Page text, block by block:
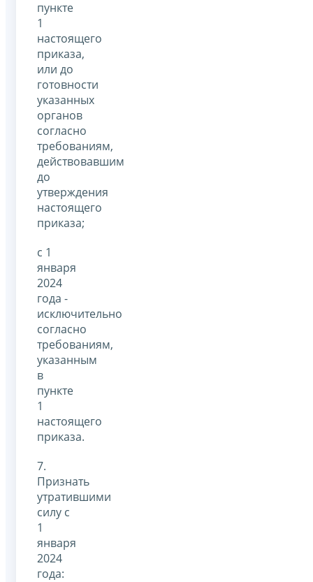
пункте
1
настоящего
приказа,
или до
готовности
указанных
органов
согласно
требованиям,
действовавшим
до
утверждения
настоящего
приказа;
с 1
января
2024
года -
исключительно
согласно
требованиям,
указанным
в
пункте
1
настоящего
приказа.
7.
Признать
утратившими
силу с
1
января
2024
года: